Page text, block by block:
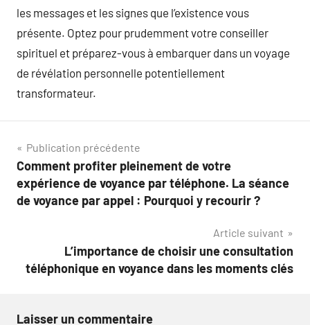
les messages et les signes que l’existence vous
présente. Optez pour prudemment votre conseiller
spirituel et préparez-vous à embarquer dans un voyage
de révélation personnelle potentiellement
transformateur.
Navigation
de
l’article
Publication précédente
Comment profiter pleinement de votre
expérience de voyance par téléphone. La séance
de voyance par appel : Pourquoi y recourir ?
Article suivant
L’importance de choisir une consultation
téléphonique en voyance dans les moments clés
Laisser un commentaire